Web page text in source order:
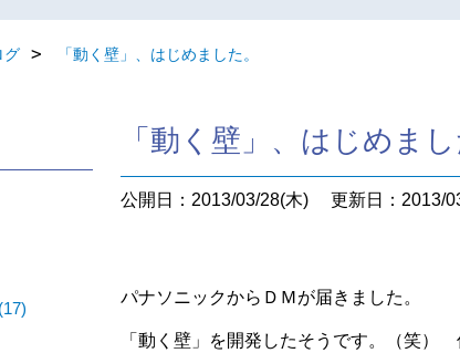
グ 「動く壁」、はじめました。
「動く壁」、はじめまし
公開日：2013/03/28(木) 更新日：2013/
パナソニックからＤＭが届きました。
「動く壁」を開発したそうです。（笑）